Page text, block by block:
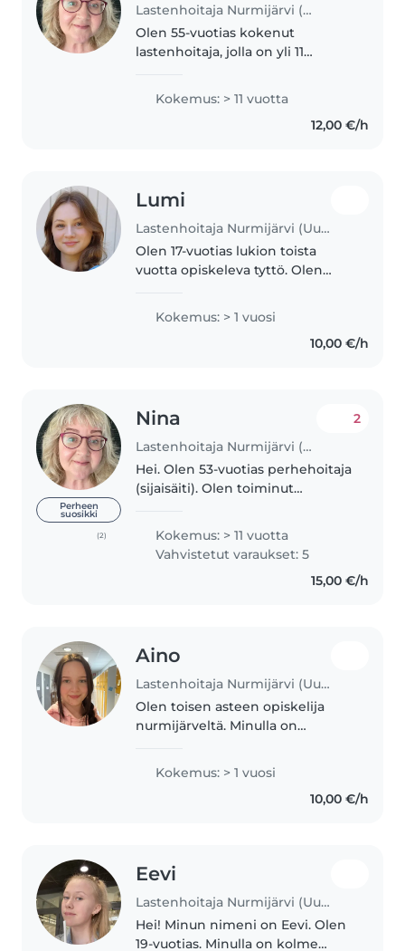
Lastenhoitaja Nurmijärvi (Uusimaa)
Olen 55-vuotias kokenut
lastenhoitaja, jolla on yli 11
vauvoista teini-ikäisiin. Olen
Minulla on kokemusta myös
Kokemus: > 11 vuotta
12,00 €/h
Lumi
Lastenhoitaja Nurmijärvi (Uusimaa)
Olen 17-vuotias lukion toista
vuotta opiskeleva tyttö. Olen
tyyppi, joka lähtee mielellään
mukaan niin roolileikkeihin,
Kokemus: > 1 vuosi
10,00 €/h
Perheen
suosikki
(2)
Nina
Lastenhoitaja Nurmijärvi (Uusimaa)
2
Hei. Olen 53-vuotias perhehoitaja
(sijaisäiti). Olen toiminut
Kokemusta 0-17-vuotiaista
lapsista. Asun Nurmijärvellä.
Minulla on 4 poikaa ja 5 kissaa.
Kokemus: > 11 vuotta
Vahvistetut varaukset: 5
15,00 €/h
Aino
Lastenhoitaja Nurmijärvi (Uusimaa)
Olen toisen asteen opiskelija
nurmijärveltä. Minulla on
vauvojen, päiväkoti ikäisten sekä
alakoululaisten kanssa. Tein
ruokaa, leikin, askartelin, autoin
Kokemus: > 1 vuosi
10,00 €/h
Eevi
Lastenhoitaja Nurmijärvi (Uusimaa)
Hei! Minun nimeni on Eevi. Olen
19-vuotias. Minulla on kolme